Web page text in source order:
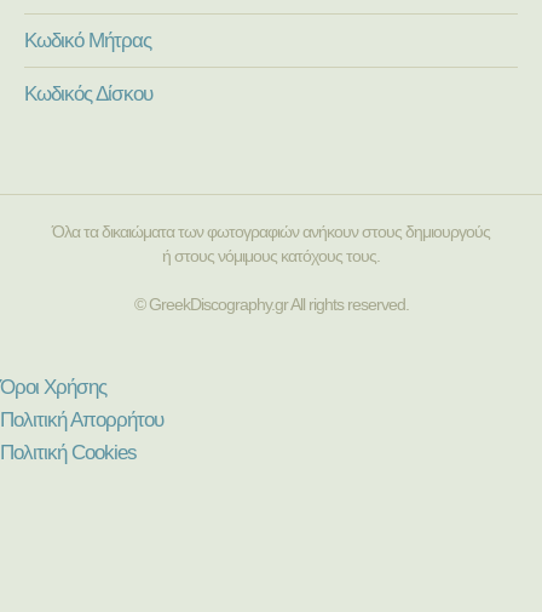
Κωδικό Μήτρας
Κωδικός Δίσκου
Όλα τα δικαιώματα των φωτογραφιών ανήκουν στους δημιουργούς
ή στους νόμιμους κατόχους τους.
© GreekDiscography.gr All rights reserved.
Όροι Χρήσης
Πολιτική Απορρήτου
Πολιτική Cookies